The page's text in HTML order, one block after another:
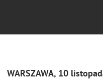
WARSZAWA, 10